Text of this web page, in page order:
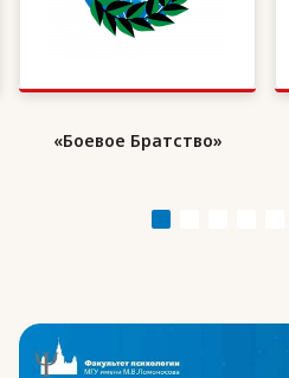
«Боевое Братство»